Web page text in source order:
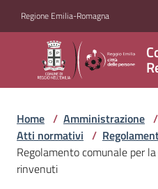
Regione Emilia-Romagna
di
Amministrazione
Home / Amministrazione /
Atti normativi /
Regolamento comunale per
rinvenuti